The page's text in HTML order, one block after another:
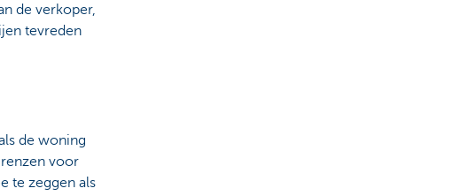
de verkoper,
tevreden
de woning
voor
te zeggen als